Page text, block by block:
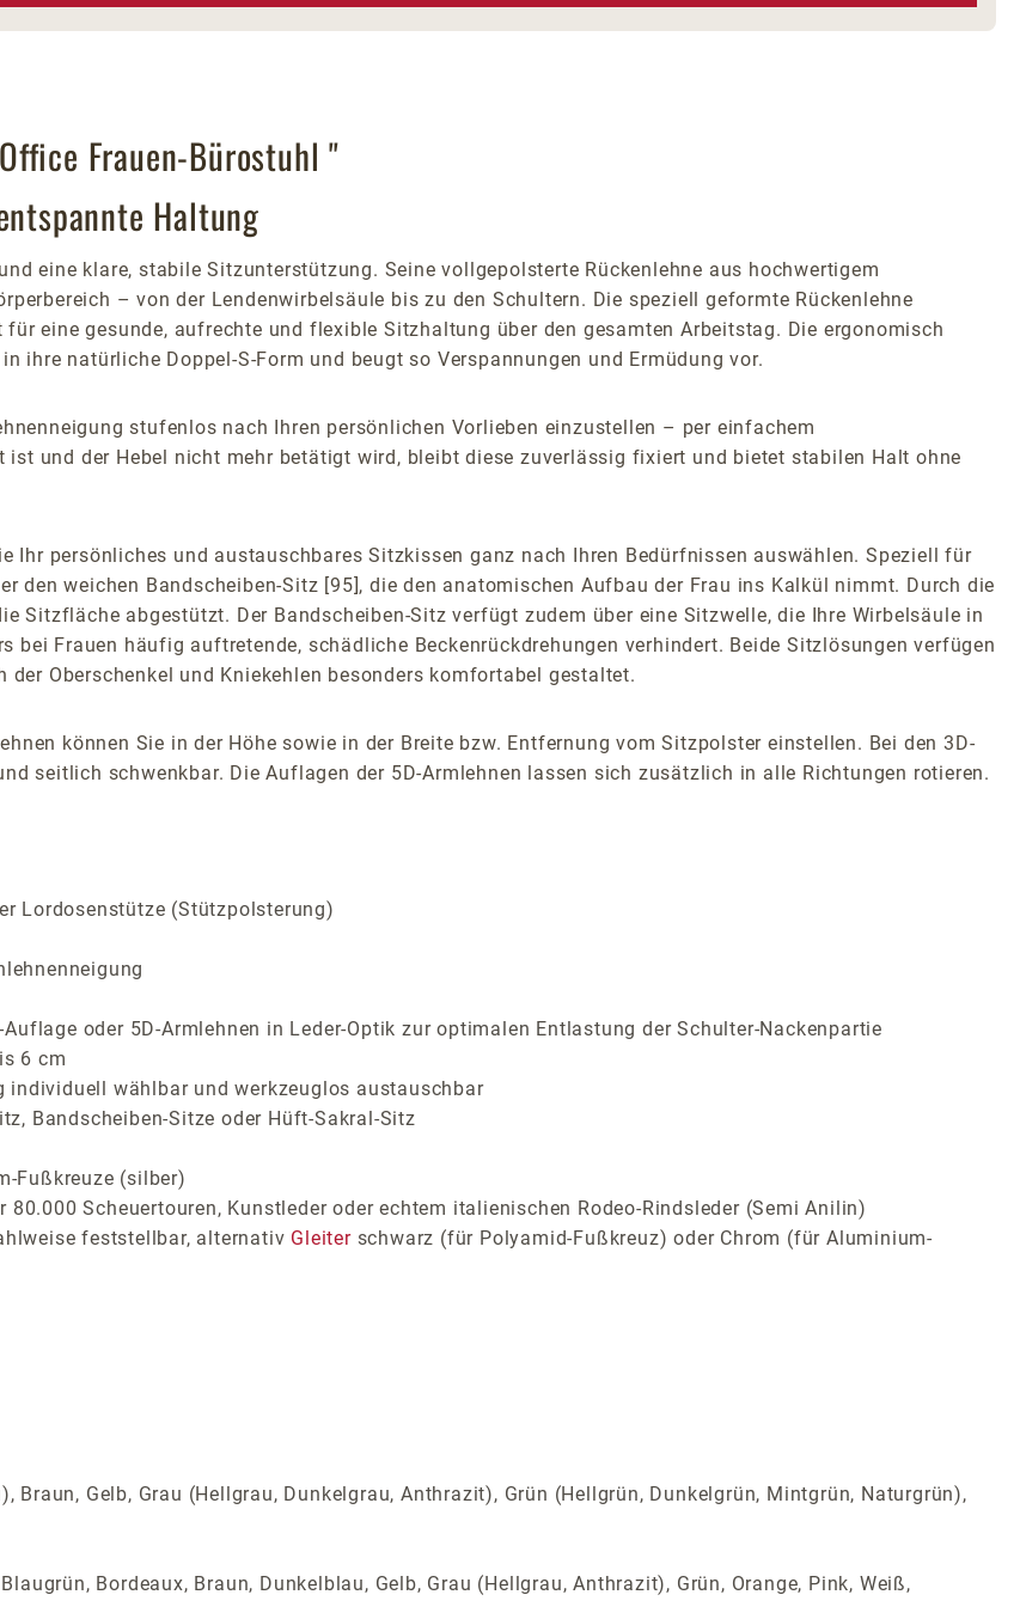
Frauen-Bürostuhl "
Haltung
eine klare, stabile Sitzunterstützung. Seine vollgepolsterte Rückenlehne aus hochwertigem
– von der Lendenwirbelsäule bis zu den Schultern. Die speziell geformte Rückenlehne
eine gesunde, aufrechte und flexible Sitzhaltung über den gesamten Arbeitstag. Die ergonomisch
ihre natürliche Doppel-S-Form und beugt so Verspannungen und Ermüdung vor.
stufenlos nach Ihren persönlichen Vorlieben einzustellen – per einfachem
und der Hebel nicht mehr betätigt wird, bleibt diese zuverlässig fixiert und bietet stabilen Halt ohne
Ihr persönliches und austauschbares Sitzkissen ganz nach Ihren Bedürfnissen auswählen. Speziell für
den weichen Bandscheiben-Sitz [95], die den anatomischen Aufbau der Frau ins Kalkül nimmt. Durch die
Sitzfläche abgestützt. Der Bandscheiben-Sitz verfügt zudem über eine Sitzwelle, die Ihre Wirbelsäule in
bei Frauen häufig auftretende, schädliche Beckenrückdrehungen verhindert. Beide Sitzlösungen verfügen
Oberschenkel und Kniekehlen besonders komfortabel gestaltet.
können Sie in der Höhe sowie in der Breite bzw. Entfernung vom Sitzpolster einstellen. Bei den 3D-
seitlich schwenkbar. Die Auflagen der 5D-Armlehnen lassen sich zusätzlich in alle Richtungen rotieren.
Lordosenstütze (Stützpolsterung)
oder 5D-Armlehnen in Leder-Optik zur optimalen Entlastung der Schulter-Nackenpartie
6 cm
individuell wählbar und werkzeuglos austauschbar
Bandscheiben-Sitze oder Hüft-Sakral-Sitz
Fußkreuze (silber)
Scheuertouren, Kunstleder oder echtem italienischen Rodeo-Rindsleder (Semi Anilin)
feststellbar, alternativ Gleiterschwarz (für Polyamid-Fußkreuz) oder Chrom (für Aluminium-
Gelb, Grau (Hellgrau, Dunkelgrau, Anthrazit), Grün (Hellgrün, Dunkelgrün, Mintgrün, Naturgrün),
Bordeaux, Braun, Dunkelblau, Gelb, Grau (Hellgrau, Anthrazit), Grün, Orange, Pink, Weiß,